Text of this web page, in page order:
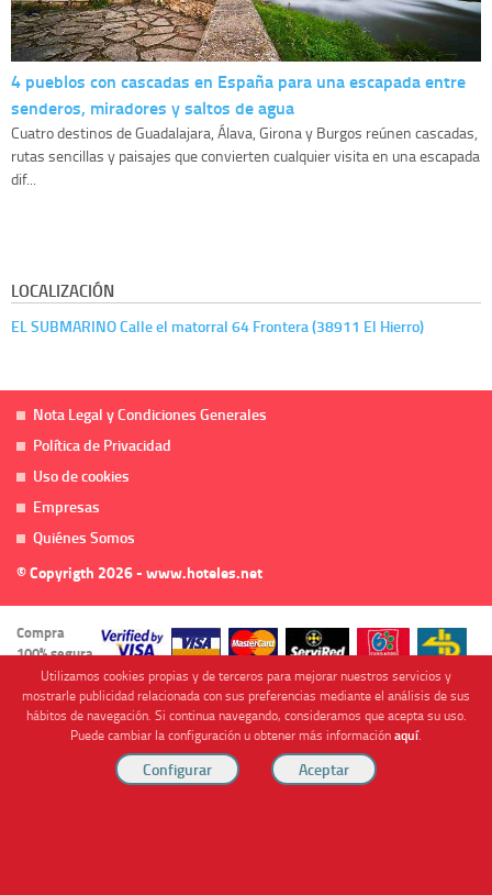
4 pueblos con cascadas en España para una escapada entre
senderos, miradores y saltos de agua
Cuatro destinos de Guadalajara, Álava, Girona y Burgos reúnen cascadas,
rutas sencillas y paisajes que convierten cualquier visita en una escapada
dif...
LOCALIZACIÓN
EL SUBMARINO Calle el matorral 64 Frontera (38911 El Hierro)
Nota Legal y Condiciones Generales
Política de Privacidad
Uso de cookies
Empresas
Quiénes Somos
© Copyrigth 2026 - www.hoteles.net
Compra
100% segura
Cofinanciado por
Utilizamos cookies propias y de terceros para mejorar nuestros servicios y
mostrarle publicidad relacionada con sus preferencias mediante el análisis de sus
hábitos de navegación. Si continua navegando, consideramos que acepta su uso.
Puede cambiar la configuración u obtener más informaciónaquí.